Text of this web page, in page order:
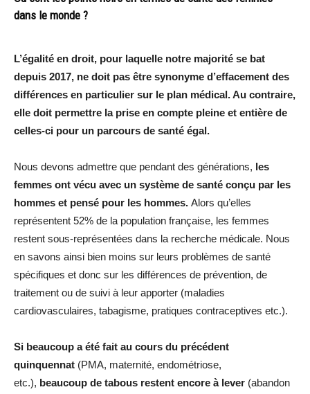
dans le monde ?
L’égalité en droit, pour laquelle notre majorité se bat
depuis 2017, ne doit pas être synonyme d’effacement des
différences en particulier sur le plan médical. Au contraire,
elle doit permettre la prise en compte pleine et entière de
celles-ci pour un parcours de santé égal.
Nous devons admettre que pendant des générations, les
femmes ont vécu avec un système de santé conçu par les
hommes et pensé pour les hommes. Alors qu’elles
représentent 52% de la population française, les femmes
restent sous-représentées dans la recherche médicale. Nous
en savons ainsi bien moins sur leurs problèmes de santé
spécifiques et donc sur les différences de prévention, de
traitement ou de suivi à leur apporter (maladies
cardiovasculaires, tabagisme, pratiques contraceptives etc.).
Si beaucoup a été fait au cours du précédent
quinquennat (PMA, maternité, endométriose,
etc.), beaucoup de tabous restent encore à lever (abandon